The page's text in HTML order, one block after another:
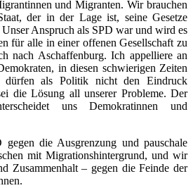
und Migranten. Wir brauchen
der in der Lage ist, seine Gesetze
Anspruch als SPD war und wird es
für alle in einer offenen Gesellschaft zu
nach Aschaffenburg. Ich appelliere an
in diesen schwierigen Zeiten
als Politik nicht den Eindruck
die Lösung all unserer Probleme. Der
uns Demokratinnen und
die Ausgrenzung und pauschale
mit Migrationshintergrund, und wir
Zusammenhalt – gegen die Feinde der